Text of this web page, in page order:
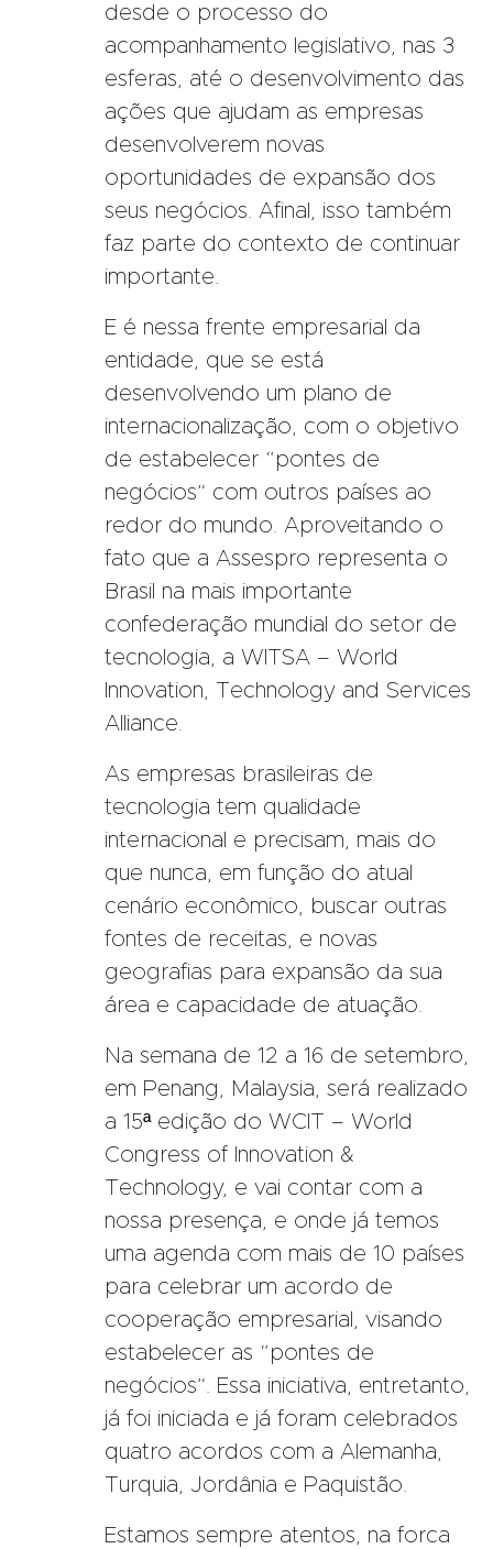
desde o processo do
acompanhamento legislativo, nas 3
esferas, até o desenvolvimento das
ações que ajudam as empresas
desenvolverem novas
oportunidades de expansão dos
seus negócios. Afinal, isso também
faz parte do contexto de continuar
importante.
E é nessa frente empresarial da
entidade, que se está
desenvolvendo um plano de
internacionalização, com o objetivo
de estabelecer “pontes de
negócios” com outros países ao
redor do mundo. Aproveitando o
fato que a Assespro representa o
Brasil na mais importante
confederação mundial do setor de
tecnologia, a WITSA – World
Innovation, Technology and Services
Alliance.
As empresas brasileiras de
tecnologia tem qualidade
internacional e precisam, mais do
que nunca, em função do atual
cenário econômico, buscar outras
fontes de receitas, e novas
geografias para expansão da sua
área e capacidade de atuação.
Na semana de 12 a 16 de setembro,
em Penang, Malaysia, será realizado
a 15ª edição do WCIT – World
Congress of Innovation &
Technology, e vai contar com a
nossa presença, e onde já temos
uma agenda com mais de 10 países
para celebrar um acordo de
cooperação empresarial, visando
estabelecer as “pontes de
negócios”. Essa iniciativa, entretanto,
já foi iniciada e já foram celebrados
quatro acordos com a Alemanha,
Turquia, Jordânia e Paquistão.
Estamos sempre atentos, na forca